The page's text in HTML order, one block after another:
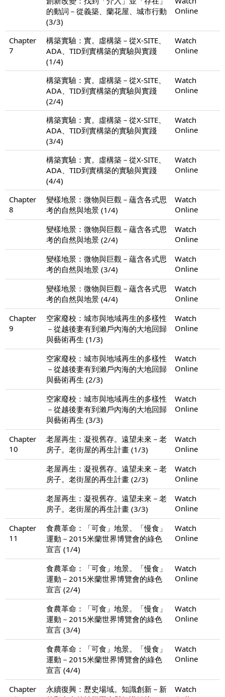
的動詞－從義築、蘭花屋、城市行動
(3/3)
Online
Chapter
7
構築實驗：實。虛構築－從X-SITE、
ADA、TID到實構築的實驗與實踐
(1/4)
Watch
Online
構築實驗：實。虛構築－從X-SITE、
ADA、TID到實構築的實驗與實踐
(2/4)
Watch
Online
構築實驗：實。虛構築－從X-SITE、
ADA、TID到實構築的實驗與實踐
(3/4)
Watch
Online
構築實驗：實。虛構築－從X-SITE、
ADA、TID到實構築的實驗與實踐
(4/4)
Watch
Online
Chapter
8
變樣地景：微物與巨觀－蘊含各式思
考的自然與地景 (1/4)
Watch
Online
變樣地景：微物與巨觀－蘊含各式思
考的自然與地景 (2/4)
Watch
Online
變樣地景：微物與巨觀－蘊含各式思
考的自然與地景 (3/4)
Watch
Online
變樣地景：微物與巨觀－蘊含各式思
考的自然與地景 (4/4)
Watch
Online
Chapter
9
空家廢校：城市與地域再生的多樣性
－從越後妻有到瀨戶內海的大地回歸
與藝術再生 (1/3)
Watch
Online
空家廢校：城市與地域再生的多樣性
－從越後妻有到瀨戶內海的大地回歸
與藝術再生 (2/3)
Watch
Online
空家廢校：城市與地域再生的多樣性
－從越後妻有到瀨戶內海的大地回歸
與藝術再生 (3/3)
Watch
Online
Chapter
10
老屋再生：凝視舊存。遠望未來－老
房子。老街屋的再生計畫 (1/3)
Watch
Online
老屋再生：凝視舊存。遠望未來－老
房子。老街屋的再生計畫 (2/3)
Watch
Online
老屋再生：凝視舊存。遠望未來－老
房子。老街屋的再生計畫 (3/3)
Watch
Online
Chapter
11
食農革命：「可食」地景。「慢食」
運動－2015米蘭世界博覽會的綠色
宣言 (1/4)
Watch
Online
食農革命：「可食」地景。「慢食」
運動－2015米蘭世界博覽會的綠色
宣言 (2/4)
Watch
Online
食農革命：「可食」地景。「慢食」
運動－2015米蘭世界博覽會的綠色
宣言 (3/4)
Watch
Online
食農革命：「可食」地景。「慢食」
運動－2015米蘭世界博覽會的綠色
宣言 (4/4)
Watch
Online
Chapter
永續復興：歷史場域。知識創新－新
Watch